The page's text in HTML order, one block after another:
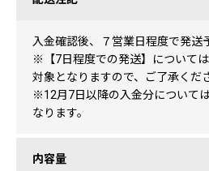
入金確認後、７営業日程度で発送
※【7日程度での発送】について
対象となりますので、ご了承くだ
※12月7日以降の入金分について
なります。
内容量